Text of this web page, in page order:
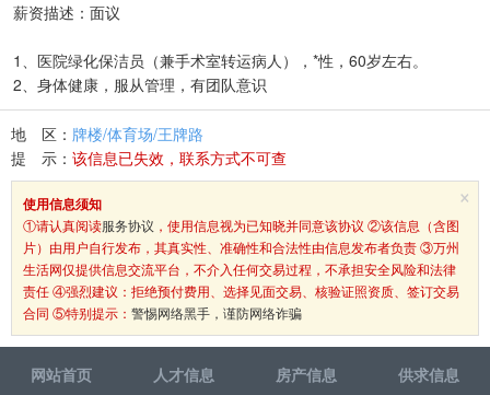
薪资描述：面议
1、医院绿化保洁员（兼手术室转运病人），*性，60岁左右。
2、身体健康，服从管理，有团队意识
地 区： 牌楼/体育场/王牌路
提 示： 该信息已失效，联系方式不可查
×
使用信息须知
①请认真阅读服务协议 ，使用信息视为已知晓并同意该协议 ②该信息（含图
片）由用户自行发布，其真实性、准确性和合法性由信息发布者负责 ③万州
生活网仅提供信息交流平台，不介入任何交易过程，不承担安全风险和法律
责任 ④强烈建议：拒绝预付费用、选择见面交易、核验证照资质、签订交易
合同 ⑤特别提示： 警惕网络黑手，谨防网络诈骗
网站首页 人才信息 房产信息
供求信息